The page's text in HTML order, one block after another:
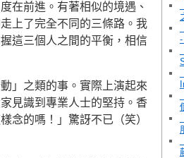
在前進。有著相似的境遇、
上了完全不同的三條路。我
這三個人之間的平衡，相信
」之類的事。實際上演起來
見識到專業人士的堅持。香
念的嗎！」驚訝不已（笑）